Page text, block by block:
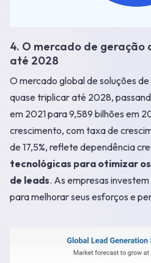
4. O mercado de geração
até 2028
O mercado global de soluções
quase triplicar até 2028,
em 2021 para 9,589 bilhões em
crescimento, com taxa de
de 17,5%, reflete dependência
tecnológicas para otimizar
de leads. As empresas
para melhorar seus esforços e